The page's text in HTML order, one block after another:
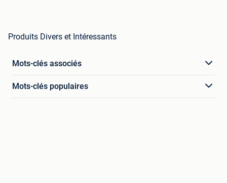
Produits Divers et Intéressants
Mots-clés associés
Mots-clés populaires